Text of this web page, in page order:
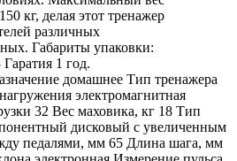
кг, делая этот тренажер
различных
Габариты упаковки:
1 год.
домашнее Тип тренажера
электромагнитная
32 Вес маховика, кг 18 Тип
дисковый с увеличенным
педалями, мм 65 Длина шага, мм